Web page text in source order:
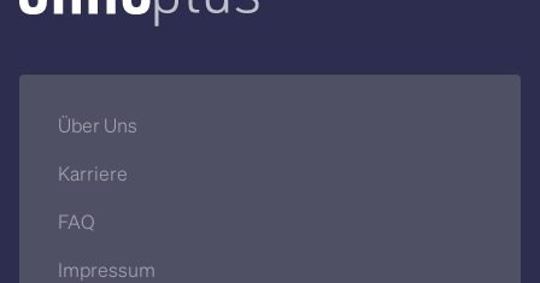
Über Uns
Karriere
FAQ
Impressum